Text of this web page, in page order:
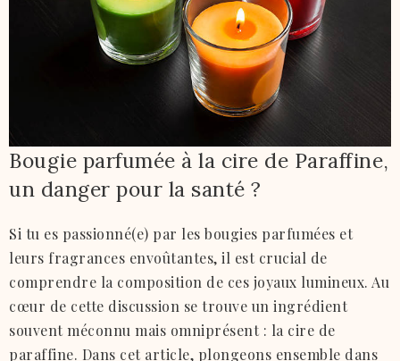
Bougie parfumée à la cire de Paraffine,
un danger pour la santé ?
Si tu es passionné(e) par les bougies parfumées et
leurs fragrances envoûtantes, il est crucial de
comprendre la composition de ces joyaux lumineux. Au
cœur de cette discussion se trouve un ingrédient
souvent méconnu mais omniprésent : la cire de
paraffine. Dans cet article, plongeons ensemble dans